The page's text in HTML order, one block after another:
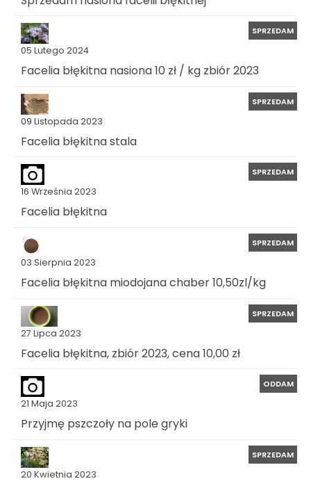
05 Lutego 2024
SPRZEDAM
Facelia błękitna nasiona 10 zł / kg zbiór 2023
09 Listopada 2023
SPRZEDAM
Facelia błękitna stala
16 Września 2023
SPRZEDAM
Facelia błękitna
03 Sierpnia 2023
SPRZEDAM
Facelia błękitna miodojana chaber 10,50zl/kg
27 Lipca 2023
SPRZEDAM
Facelia błękitna, zbiór 2023, cena 10,00 zł
21 Maja 2023
ODDAM
Przyjmę pszczoły na pole gryki
20 Kwietnia 2023
SPRZEDAM